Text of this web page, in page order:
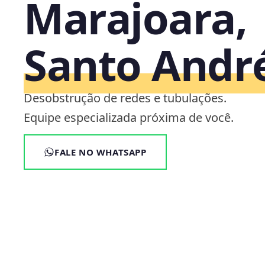
Marajoara,
Santo
Desobstrução de redes e tubulações.
Equipe especializada próxima de você.
FALE NO WHATSAPP